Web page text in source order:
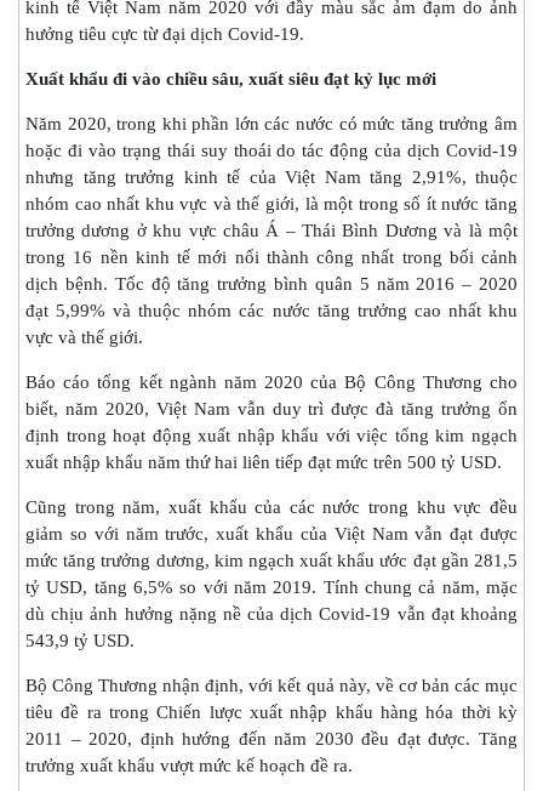
kinh tế Việt Nam năm 2020 với đầy màu sắc ảm đạm do ảnh
hưởng tiêu cực từ đại dịch Covid-19.
Xuất khẩu đi vào chiều sâu, xuất siêu đạt kỷ lục mới
Năm 2020, trong khi phần lớn các nước có mức tăng trưởng âm
hoặc đi vào trạng thái suy thoái do tác động của dịch Covid-19
nhưng tăng trưởng kinh tế của Việt Nam tăng 2,91%, thuộc
nhóm cao nhất khu vực và thế giới, là một trong số ít nước tăng
trưởng dương ở khu vực châu Á – Thái Bình Dương và là một
trong 16 nền kinh tế mới nổi thành công nhất trong bối cảnh
dịch bệnh. Tốc độ tăng trưởng bình quân 5 năm 2016 – 2020
đạt 5,99% và thuộc nhóm các nước tăng trưởng cao nhất khu
vực và thế giới.
Báo cáo tổng kết ngành năm 2020 của Bộ Công Thương cho
biết, năm 2020, Việt Nam vẫn duy trì được đà tăng trưởng ổn
định trong hoạt động xuất nhập khẩu với việc tổng kim ngạch
xuất nhập khẩu năm thứ hai liên tiếp đạt mức trên 500 tỷ USD.
Cũng trong năm, xuất khẩu của các nước trong khu vực đều
giảm so với năm trước, xuất khẩu của Việt Nam vẫn đạt được
mức tăng trưởng dương, kim ngạch xuất khẩu ước đạt gần 281,5
tỷ USD, tăng 6,5% so với năm 2019. Tính chung cả năm, mặc
dù chịu ảnh hưởng nặng nề của dịch Covid-19 vẫn đạt khoảng
543,9 tỷ USD.
Bộ Công Thương nhận định, với kết quả này, về cơ bản các mục
tiêu đề ra trong Chiến lược xuất nhập khẩu hàng hóa thời kỳ
2011 – 2020, định hướng đến năm 2030 đều đạt được. Tăng
trưởng xuất khẩu vượt mức kế hoạch đề ra.